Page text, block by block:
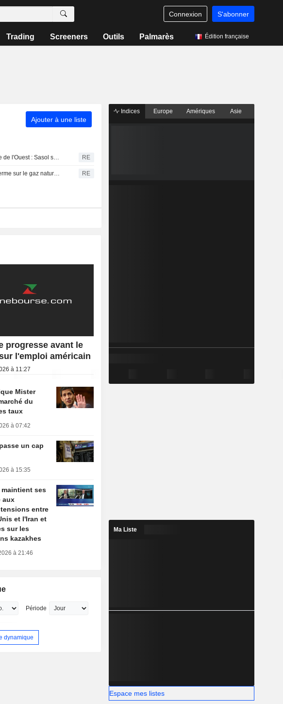
Connexion S'abonner
Trading Screeners Outils Palmarès Édition française
Ajouter à une liste
Pétrole d'Afrique de l'Ouest : Sasol se positionne sur le brut nigérian RE
Les contrats à terme sur le gaz naturel américain progressent grâce à la hausse des exportations de GNL RE
progresse avant le
l'emploi américain
à 11:27
Mister
du
taux
à 07:42
un cap
à 15:35
ses
aux
entre
et l'Iran et
sur les
kazakhes
à 21:46
Période
dynamique
Indices Europe Amériques Asie
Ma Liste
Espace mes listes